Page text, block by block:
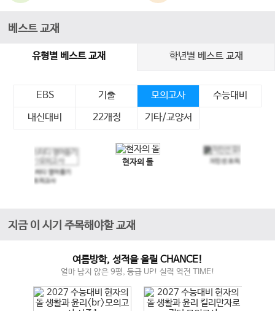
베스트 교재
유형별 베스트 교재 학년별 베스트 교재
EBS 기출 모의고사
수능대비
내신대비
22개정 기타/교양서
메가스터디 영어듣기
모의고사
현자의 돌 지인선 모의고사
이전 슬라이드
지금 이 시기 주목해야할 교재
여름방학, 성적을 올릴 CHANCE!
얼마 남지 않은 9평, 등급 UP! 실력 역전 TIME!